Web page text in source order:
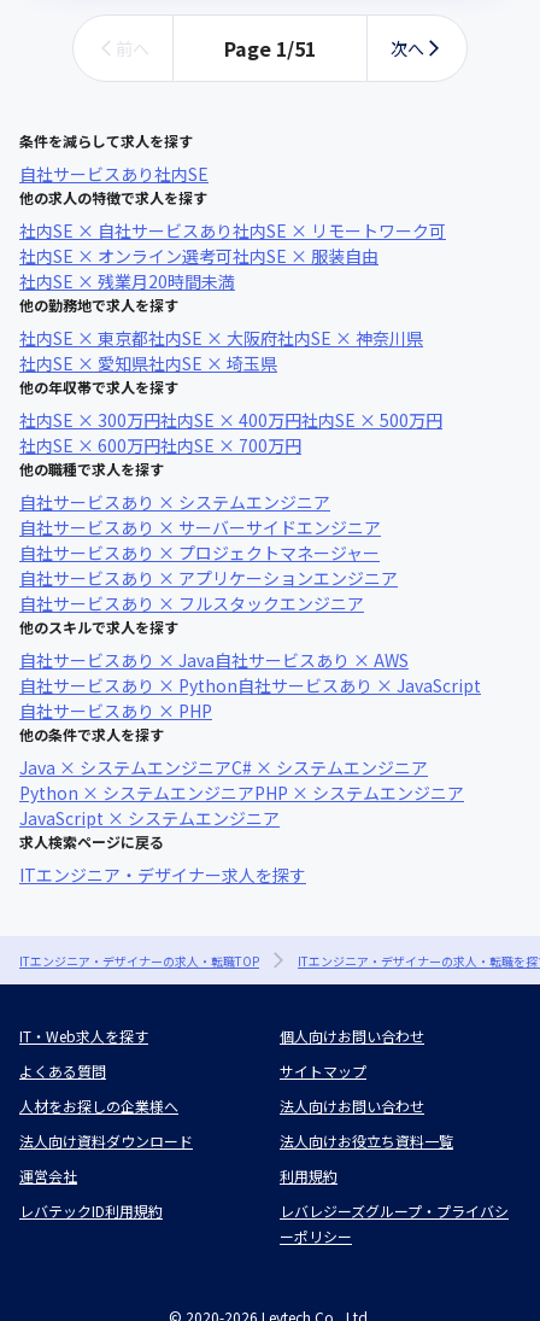
前へ Page 1/51 次へ
条件を減らして求人を探す
自社サービスあり社内SE
他の求人の特徴で求人を探す
社内SE × 自社サービスあり社内SE × リモートワーク可
社内SE × オンライン選考可社内SE × 服装自由
社内SE × 残業月20時間未満
他の勤務地で求人を探す
社内SE × 東京都社内SE × 大阪府社内SE × 神奈川県
社内SE × 愛知県社内SE × 埼玉県
他の年収帯で求人を探す
社内SE × 300万円社内SE × 400万円社内SE × 500万円
社内SE × 600万円社内SE × 700万円
他の職種で求人を探す
自社サービスあり × システムエンジニア
自社サービスあり × サーバーサイドエンジニア
自社サービスあり × プロジェクトマネージャー
自社サービスあり × アプリケーションエンジニア
自社サービスあり × フルスタックエンジニア
他のスキルで求人を探す
自社サービスあり × Java自社サービスあり × AWS
自社サービスあり × Python自社サービスあり × JavaScript
自社サービスあり × PHP
他の条件で求人を探す
Java × システムエンジニアC# × システムエンジニア
Python × システムエンジニアPHP × システムエンジニア
JavaScript × システムエンジニア
求人検索ページに戻る
ITエンジニア・デザイナー求人を探す
ITエンジニア・デザイナーの求人・転職TOP ITエンジニア・デザイナーの求人・転職を
IT・Web求人を探す
個人向けお問い合わせ
よくある質問
サイトマップ
人材をお探しの企業様へ
法人向けお問い合わせ
法人向け資料ダウンロード
法人向けお役立ち資料一覧
運営会社
利用規約
レバテックID利用規約
レバレジーズグループ・プライバシ
ーポリシー
© 2020-2026 Levtech Co., Ltd.